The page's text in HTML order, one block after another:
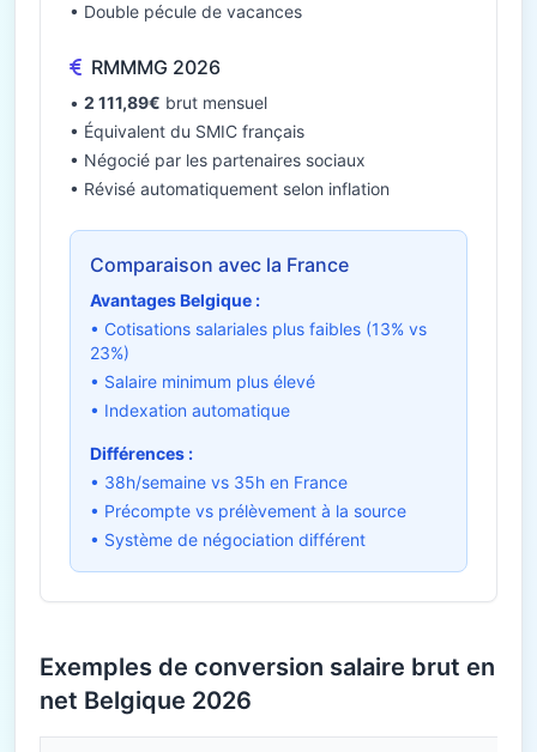
• Double pécule de vacances
RMMMG 2026
• 2 111,89€ brut mensuel
• Équivalent du SMIC français
• Négocié par les partenaires sociaux
• Révisé automatiquement selon inflation
Comparaison avec la France
Avantages Belgique :
• Cotisations salariales plus faibles (13% vs
23%)
• Salaire minimum plus élevé
• Indexation automatique
Différences :
• 38h/semaine vs 35h en France
• Précompte vs prélèvement à la source
• Système de négociation différent
Exemples de conversion salaire brut en
net Belgique 2026